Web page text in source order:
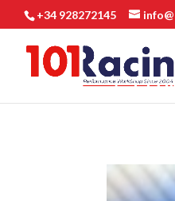
+34 928272145